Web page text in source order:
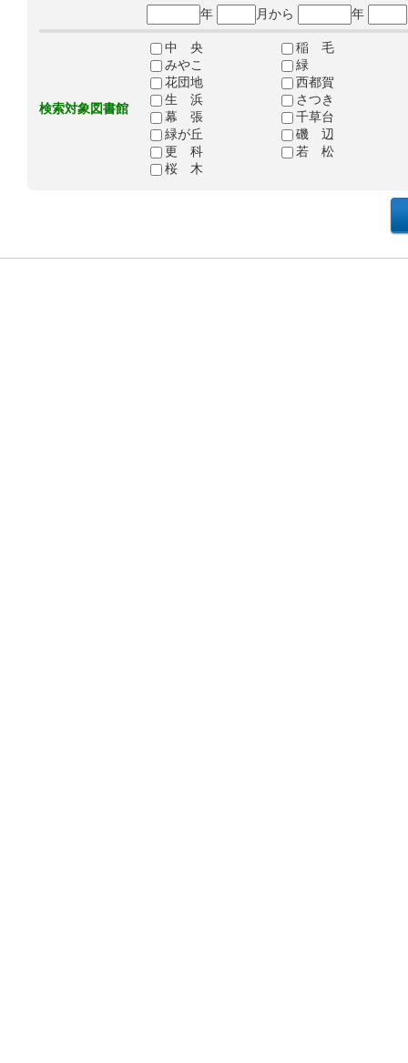
年
月から 年
検索対象図書館
中 央
稲 毛
みやこ
緑
花団地
西都賀
生 浜
さつき
幕 張
千草台
緑が丘
磯 辺
更 科
若 松
桜 木